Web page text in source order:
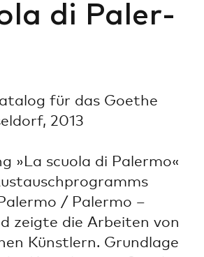
di Pa­ler­
für das Goethe
2013
»La scuola di Palermo«
/ Palermo –
zeigte die Arbeiten von
Künstlern. Grundlage